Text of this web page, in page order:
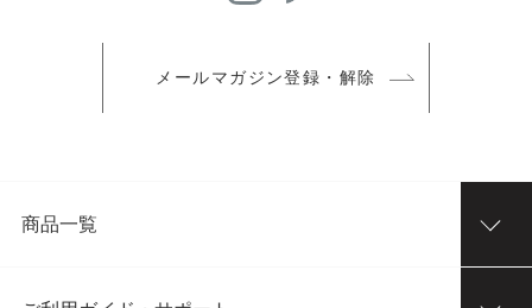
メールマガジン登録・解除
商品一覧